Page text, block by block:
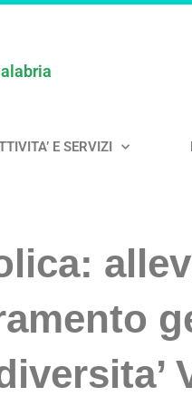
E SERVIZI